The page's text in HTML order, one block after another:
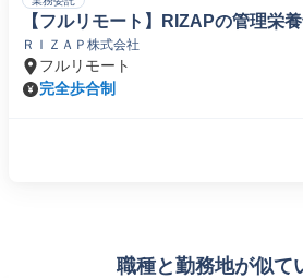
【フルリモート】RIZAPの管理栄
ＲＩＺＡＰ株式会社
フルリモート
完全歩合制
職種と勤務地が似て